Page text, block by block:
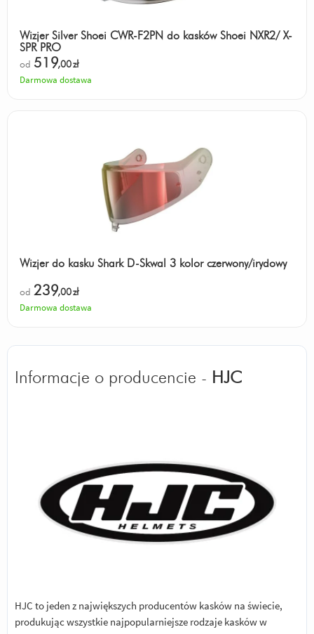
Wizjer Silver Shoei CWR-F2PN do kasków Shoei NXR2/ X-
SPR PRO
od 519,00zł
Darmowa dostawa
Wizjer do kasku Shark D-Skwal 3 kolor czerwony/irydowy
od 239,00zł
Darmowa dostawa
Informacje o producencie - HJC
HJC to jeden z największych producentów kasków na świecie,
produkując wszystkie najpopularniejsze rodzaje kasków w